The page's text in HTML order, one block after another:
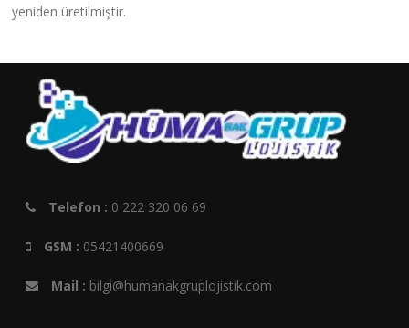
yeniden üretilmiştir.
Telefon : 0 222 320 06 69
GSM : 05421400669
Mail : bilgi@humanakgruplojistik.com